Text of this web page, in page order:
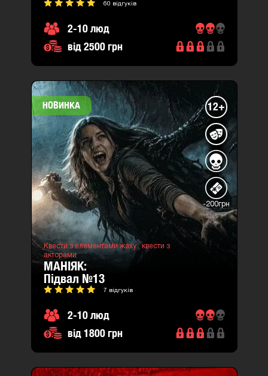
60 відгуків
2-10 люд
від 2500 грн
НОВИНКА 12+
-200грн
Квести з елементами жаху ,квести з
акторами
МАНІЯК:
підвал №13
7 відгуків
2-10 люд
від 1800 грн